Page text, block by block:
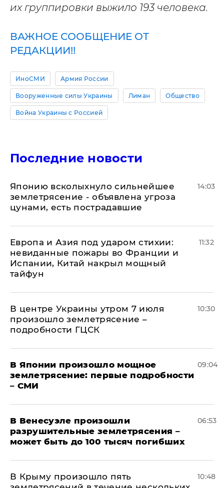
их группировки выжило 193 человека.
ВАЖНОЕ СООБЩЕНИЕ ОТ
РЕДАКЦИИ!!
ИноСМИ Армия России
Вооруженные силы Украины Лиман Общество
Война Украины с Россией
Последние новости
Японию всколыхнуло сильнейшее
землетрясение - объявлена угроза
цунами, есть пострадавшие
14:03
Европа и Азия под ударом стихии:
невиданные пожары во Франции и
Испании, Китай накрыл мощный
тайфун
11:32
В центре Украины утром 7 июля
произошло землетрясение –
подробности ГЦСК
10:30
В Японии произошло мощное
землетрясение: первые подробности
– СМИ
09:04
В Венесуэле произошли
разрушительные землетрясения –
может быть до 100 тысяч погибших
06:53
В Крыму произошло пять
10:48